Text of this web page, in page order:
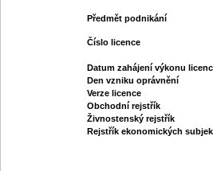
Předmět podnikání
Číslo licence
Datum zahájení výkonu
Den vzniku oprávnění
Verze licence
Obchodní rejstřík
Živnostenský rejstřík
Rejstřík ekonomických